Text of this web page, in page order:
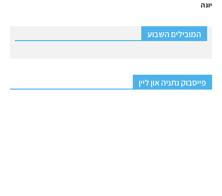
יונה
המובילים השבוע
פייסבוק נתניה און ליין